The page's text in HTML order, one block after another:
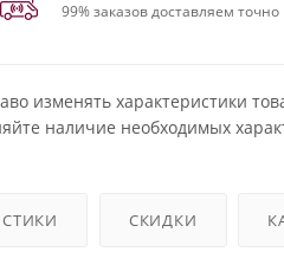
99% заказов доставляем точно
изменять характеристики
наличие необходимых
СКИДКИ